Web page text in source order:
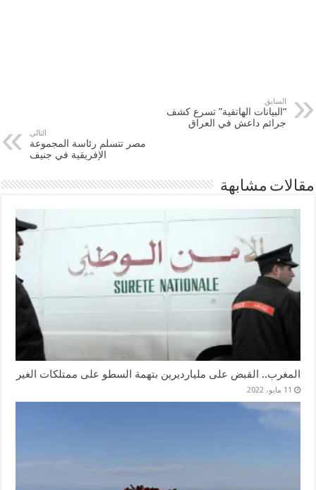
السابق
“البيانات الهاتفية” تسرع كشف
جرائم داعش في العراق
التالي
مصر تتسلم رئاسة المجموعة
الإفريقية في جنيف
مقالات مشابهة
المغرب.. القبض على مليارديرين بتهمة السطو على ممتلكات الغير
11 مايو، 2022